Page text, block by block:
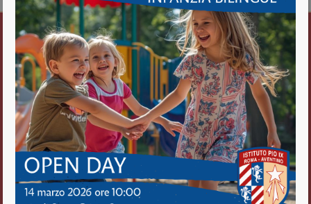
Istituto Pio IX
Roma Aventino
Fratelli delle Scuole Cristiane